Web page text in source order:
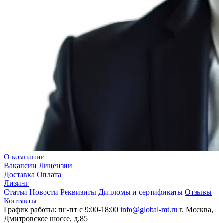
О компании
Вакансии Лицензии
Доставка Оплата
Лизинг
Статьи Новости Реквизиты Дипломы и сертификаты Отзывы
Контакты
График работы: пн-пт с 9:00-18:00 info@global-mt.ru г. Москва,
Дмитровское шоссе, д.85